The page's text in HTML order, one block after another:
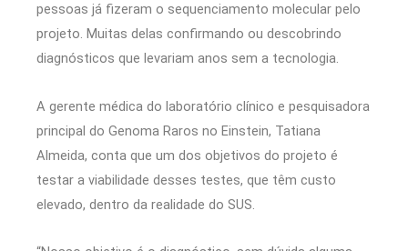
pessoas já fizeram o sequenciamento molecular pelo
projeto. Muitas delas confirmando ou descobrindo
diagnósticos que levariam anos sem a tecnologia.
A gerente médica do laboratório clínico e pesquisadora
principal do Genoma Raros no Einstein, Tatiana
Almeida, conta que um dos objetivos do projeto é
testar a viabilidade desses testes, que têm custo
elevado, dentro da realidade do SUS.